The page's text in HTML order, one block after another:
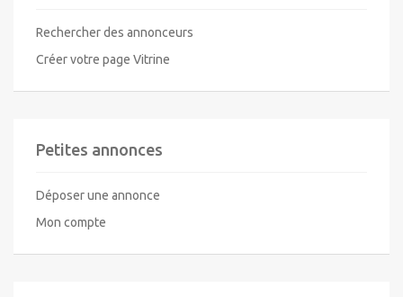
Rechercher des annonceurs
Créer votre page Vitrine
Petites annonces
Déposer une annonce
Mon compte